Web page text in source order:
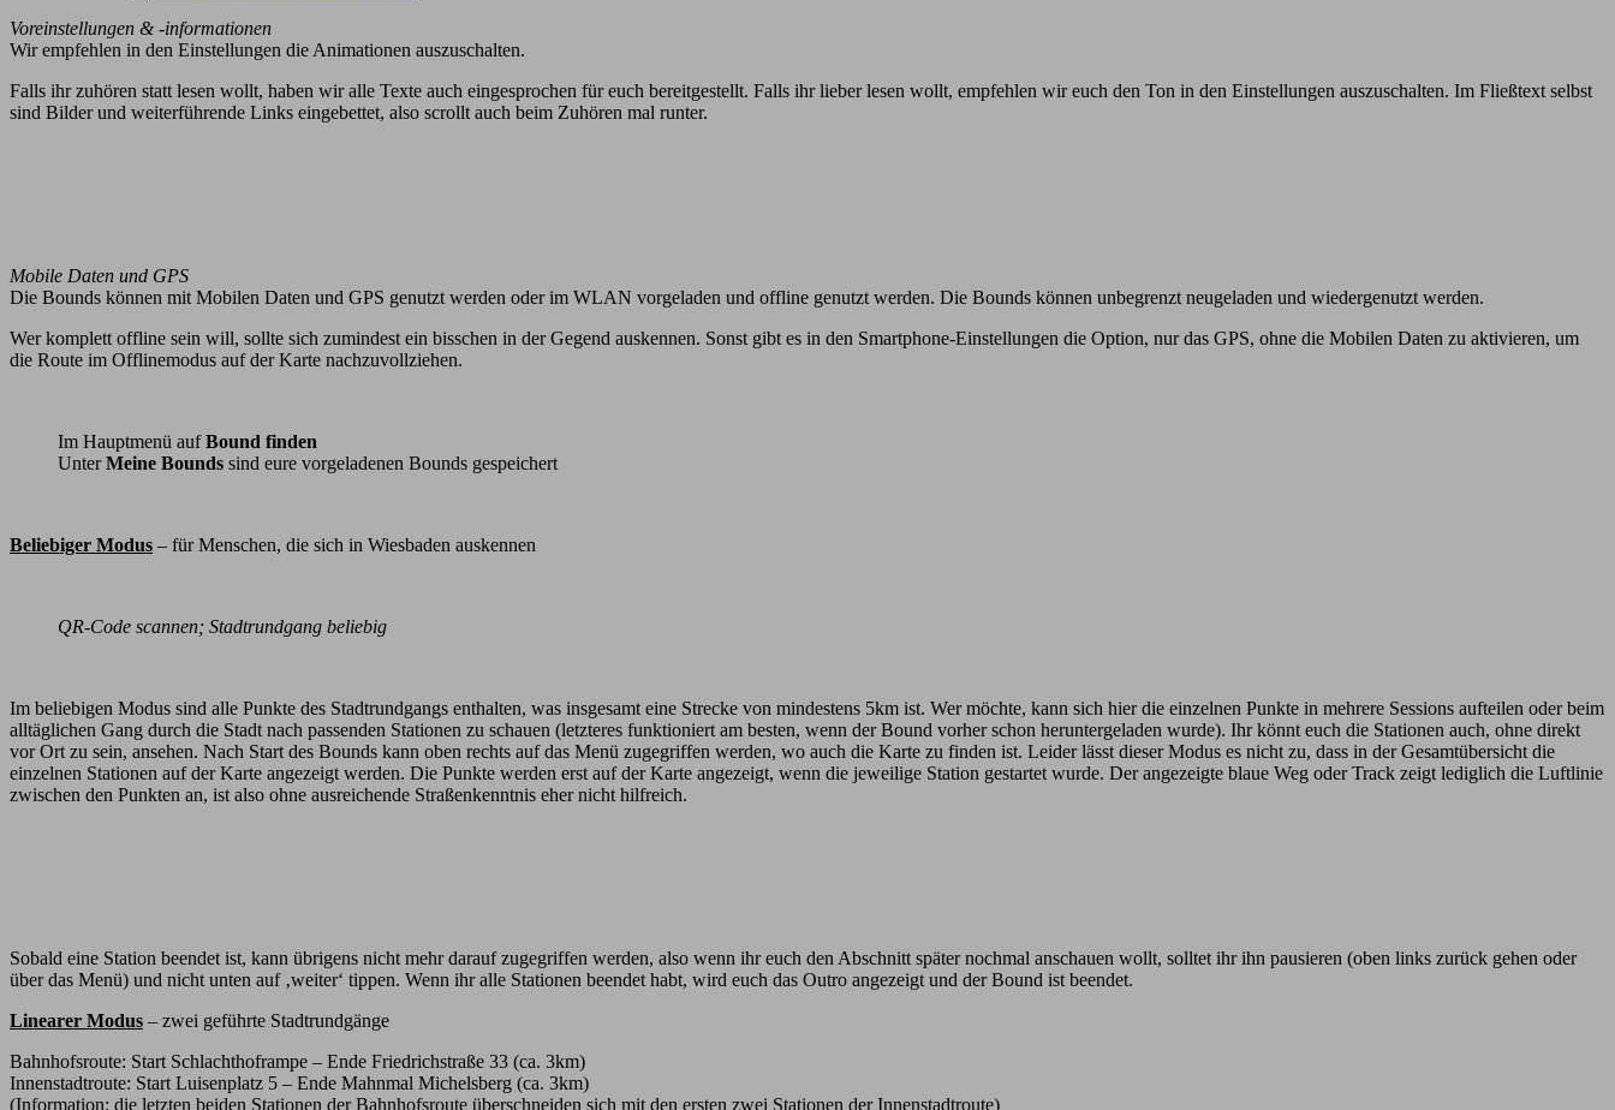
Voreinstellungen & -informationen
Wir empfehlen in den Einstellungen die Animationen auszuschalten.
Falls ihr zuhören statt lesen wollt, haben wir alle Texte auch eingesprochen für euch bereitgestellt. Falls ihr lieber lesen wollt, empfehlen wir euch den Ton in den Einstellungen auszuschalten. Im Fließtext selbst
sind Bilder und weiterführende Links eingebettet, also scrollt auch beim Zuhören mal runter.
Mobile Daten und GPS
Die Bounds können mit Mobilen Daten und GPS genutzt werden oder im WLAN vorgeladen und offline genutzt werden. Die Bounds können unbegrenzt neugeladen und wiedergenutzt werden.
Wer komplett offline sein will, sollte sich zumindest ein bisschen in der Gegend auskennen. Sonst gibt es in den Smartphone-Einstellungen die Option, nur das GPS, ohne die Mobilen Daten zu aktivieren, um
die Route im Offlinemodus auf der Karte nachzuvollziehen.
Im Hauptmenü aufBound finden
UnterMeine Bounds sind eure vorgeladenen Bounds gespeichert
Beliebiger Modus – für Menschen, die sich in Wiesbaden auskennen
QR-Code scannen; Stadtrundgang beliebig
Im beliebigen Modus sind alle Punkte des Stadtrundgangs enthalten, was insgesamt eine Strecke von mindestens 5km ist. Wer möchte, kann sich hier die einzelnen Punkte in mehrere Sessions aufteilen oder beim
alltäglichen Gang durch die Stadt nach passenden Stationen zu schauen (letzteres funktioniert am besten, wenn der Bound vorher schon heruntergeladen wurde). Ihr könnt euch die Stationen auch, ohne direkt
vor Ort zu sein, ansehen. Nach Start des Bounds kann oben rechts auf das Menü zugegriffen werden, wo auch die Karte zu finden ist. Leider lässt dieser Modus es nicht zu, dass in der Gesamtübersicht die
einzelnen Stationen auf der Karte angezeigt werden. Die Punkte werden erst auf der Karte angezeigt, wenn die jeweilige Station gestartet wurde. Der angezeigte blaue Weg oder Track zeigt lediglich die Luftlinie
zwischen den Punkten an, ist also ohne ausreichende Straßenkenntnis eher nicht hilfreich.
Sobald eine Station beendet ist, kann übrigens nicht mehr darauf zugegriffen werden, also wenn ihr euch den Abschnitt später nochmal anschauen wollt, solltet ihr ihn pausieren (oben links zurück gehen oder
über das Menü) und nicht unten auf ‚weiter‘ tippen. Wenn ihr alle Stationen beendet habt, wird euch das Outro angezeigt und der Bound ist beendet.
Linearer Modus – zwei geführte Stadtrundgänge
Bahnhofsroute: Start Schlachthoframpe – Ende Friedrichstraße 33 (ca. 3km)
Innenstadtroute: Start Luisenplatz 5 – Ende Mahnmal Michelsberg (ca. 3km)
(Information: die letzten beiden Stationen der Bahnhofsroute überschneiden sich mit den ersten zwei Stationen der Innenstadtroute)